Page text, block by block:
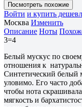
Посмотреть похожие
Войти и купить
Москва Изменить
Описание Ноты
3=4
Белый мускус по
отношения к
Синтетический белый
уловимо. Его часто
чтобы нота
мягкость и